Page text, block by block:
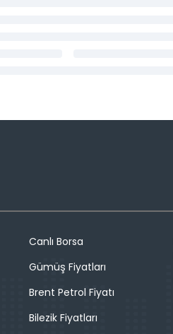
Canlı Borsa
Gümüş Fiyatları
Brent Petrol Fiyatı
Bilezik Fiyatları